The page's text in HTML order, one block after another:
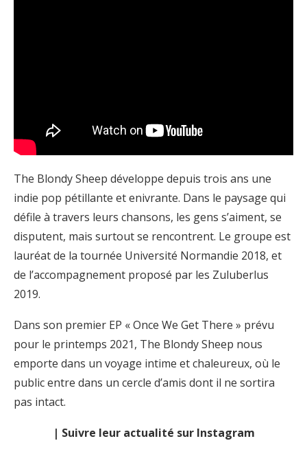
The Blondy Sheep développe depuis trois ans une
indie pop pétillante et enivrante. Dans le paysage qui
défile à travers leurs chansons, les gens s’aiment, se
disputent, mais surtout se rencontrent. Le groupe est
lauréat de la tournée Université Normandie 2018, et
de l’accompagnement proposé par les Zuluberlus
2019.
Dans son premier EP « Once We Get There » prévu
pour le printemps 2021, The Blondy Sheep nous
emporte dans un voyage intime et chaleureux, où le
public entre dans un cercle d’amis dont il ne sortira
pas intact.
| Suivre leur actualité sur Instagram